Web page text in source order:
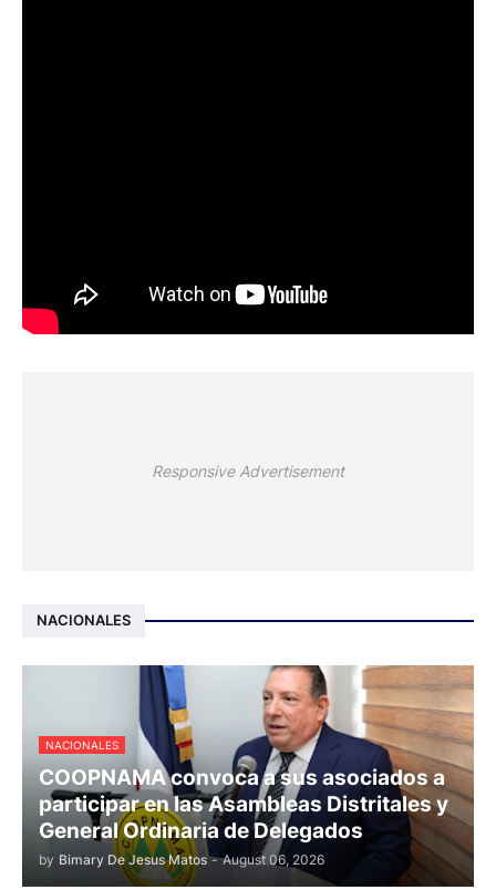
Responsive Advertisement
NACIONALES
NACIONALES
COOPNAMA convoca a sus asociados a
participar en las Asambleas Distritales y
General Ordinaria de Delegados
by Bimary De Jesus Matos - August 06, 2026